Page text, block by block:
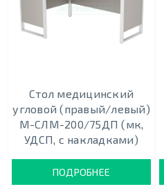
Стол медицинский
угловой (правый/левый)
М-СЛМ-200/75ДП (мк,
УДСП, с накладками)
ПОДРОБНЕЕ